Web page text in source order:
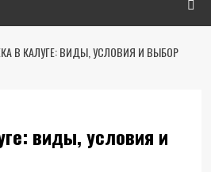
В КАЛУГЕ: ВИДЫ, УСЛОВИЯ И ВЫБОР
виды, условия и